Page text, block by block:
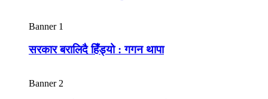
Banner 1
सरकार बरालिदै हिँड्यो : गगन थापा
Banner 2